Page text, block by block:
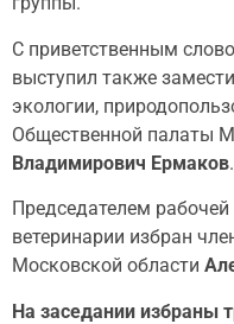
С приветственным
выступил также
экологии,
Общественной палаты
Владимирович Ермаков.
Председателем
ветеринарии избран
Московской области
На заседании избраны